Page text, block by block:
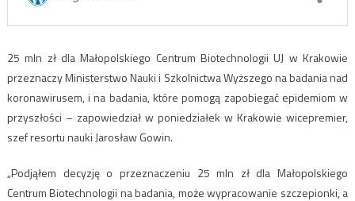
25 mln zł dla Małopolskiego Centrum Biotechnologii UJ w Krakowie
przeznaczy Ministerstwo Nauki i Szkolnictwa Wyższego na badania nad
koronawirusem, i na badania, które pomogą zapobiegać epidemiom w
przyszłości – zapowiedział w poniedziałek w Krakowie wicepremier,
szef resortu nauki Jarosław Gowin.
„Podjąłem decyzję o przeznaczeniu 25 mln zł dla Małopolskiego
Centrum Biotechnologii na badania, może wypracowanie szczepionki, a